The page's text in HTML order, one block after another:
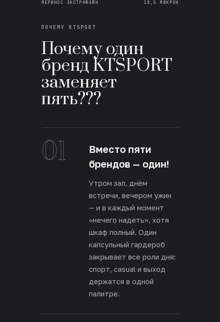
МЕРИНОС ЭКСТРАФАЙН 18,5 МИКРОН
ПОЧЕМУ KTSPORT
Почему один
бренд KTSPORT
заменяет
пять???
01
Вместо пяти
брендов — один!
Утром зал, днём
встречи, вечером ужин
— и в каждый момент
«нечего надеть», хотя
шкаф полный. Один
капсульный гардероб
закрывает все роли дня:
спорт, casual и выход
держатся в одной
палитре.